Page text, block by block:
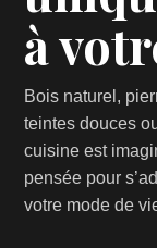
à
Bois naturel,
teintes douces
cuisine est
pensée pour
votre mode de